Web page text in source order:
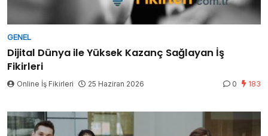
GENEL
Dijital Dünya ile Yüksek Kazanç Sağlayan İş
Fikirleri
Online İş Fikirleri 25 Haziran 2026 0 183